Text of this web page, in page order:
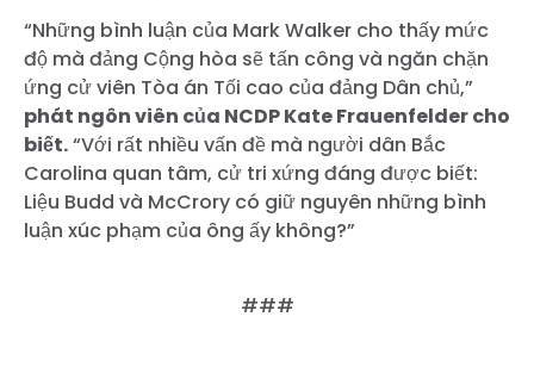
“Những bình luận của Mark Walker cho thấy mức
độ mà đảng Cộng hòa sẽ tấn công và ngăn chặn
ứng cử viên Tòa án Tối cao của đảng Dân chủ,”
phát ngôn viên của NCDP Kate Frauenfelder cho
biết.“Với rất nhiều vấn đề mà người dân Bắc
Carolina quan tâm, cử tri xứng đáng được biết:
Liệu Budd và McCrory có giữ nguyên những bình
luận xúc phạm của ông ấy không?”
###